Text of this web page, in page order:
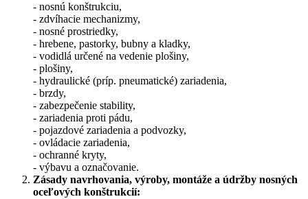
- nosnú konštrukciu,
- zdvíhacie mechanizmy,
- nosné prostriedky,
- hrebene, pastorky, bubny a kladky,
- vodidlá určené na vedenie plošiny,
- plošiny,
- hydraulické (príp. pneumatické) zariadenia,
- brzdy,
- zabezpečenie stability,
- zariadenia proti pádu,
- pojazdové zariadenia a podvozky,
- ovládacie zariadenia,
- ochranné kryty,
- výbavu a označovanie.
Zásady navrhovania, výroby, montáže a údržby nosných
oceľových konštrukcií: